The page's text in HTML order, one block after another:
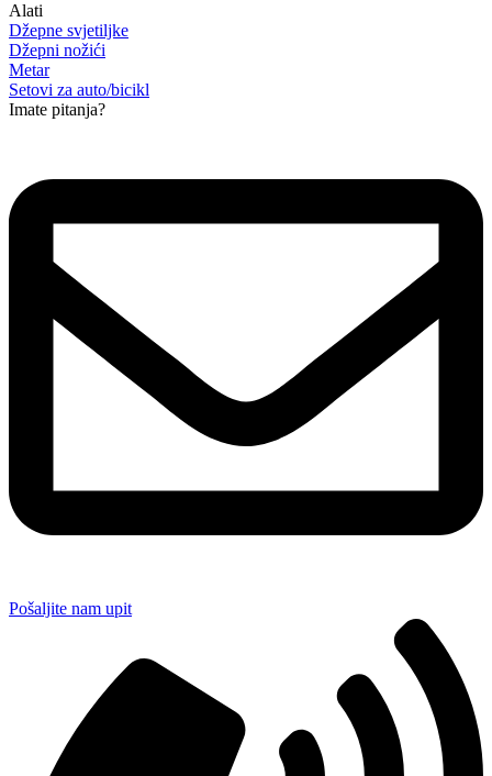
Alati
Džepne svjetiljke
Džepni nožići
Metar
Setovi za auto/bicikl
Imate pitanja?
Pošaljite nam upit